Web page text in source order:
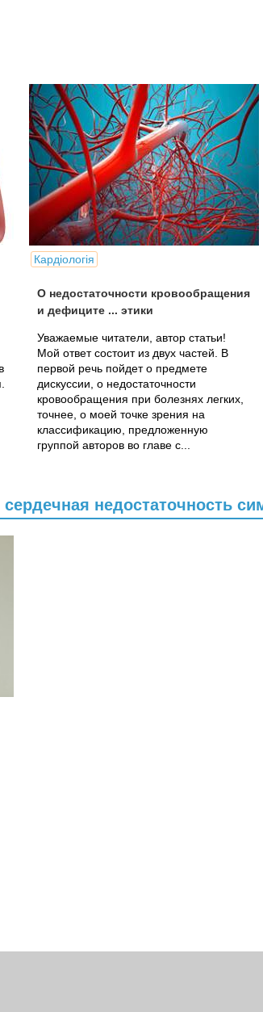
Кардіологія
О недостаточности кровообращения
и дефиците ... этики
Уважаемые читатели, автор статьи!
Мой ответ состоит из двух частей. В
первой речь пойдет о предмете
дискуссии, о недостаточности
кровообращения при болезнях легких,
точнее, о моей точке зрения на
классификацию, предложенную
группой авторов во главе с...
недостаточность